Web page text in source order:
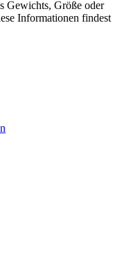
Gewichts, Größe oder
Informationen findest